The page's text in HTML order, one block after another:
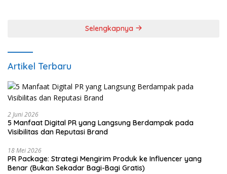
Selengkapnya
Artikel Terbaru
2 Juni 2026
5 Manfaat Digital PR yang Langsung Berdampak pada
Visibilitas dan Reputasi Brand
18 Mei 2026
PR Package: Strategi Mengirim Produk ke Influencer yang
Benar (Bukan Sekadar Bagi-Bagi Gratis)